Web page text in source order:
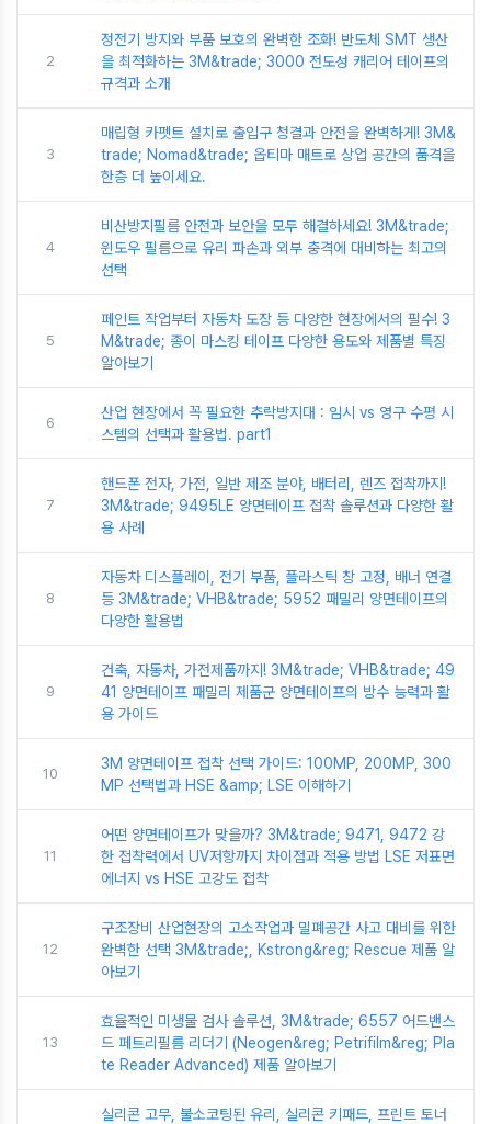
2
정전기 방지와 부품 보호의 완벽한 조화! 반도체 SMT 생산
을 최적화하는 3M&trade; 3000 전도성 캐리어 테이프의
규격과 소개
3
매립형 카펫트 설치로 출입구 청결과 안전을 완벽하게! 3M&
trade; Nomad&trade; 옵티마 매트로 상업 공간의 품격을
한층 더 높이세요.
4
비산방지필름 안전과 보안을 모두 해결하세요! 3M&trade;
윈도우 필름으로 유리 파손과 외부 충격에 대비하는 최고의
선택
5
페인트 작업부터 자동차 도장 등 다양한 현장에서의 필수! 3
M&trade; 종이 마스킹 테이프 다양한 용도와 제품별 특징
알아보기
6
산업 현장에서 꼭 필요한 추락방지대 : 임시 vs 영구 수평 시
스템의 선택과 활용법. part1
7
핸드폰 전자, 가전, 일반 제조 분야, 배터리, 렌즈 접착까지!
3M&trade; 9495LE 양면테이프 접착 솔루션과 다양한 활
용 사례
8
자동차 디스플레이, 전기 부품, 플라스틱 창 고정, 배너 연결
등 3M&trade; VHB&trade; 5952 패밀리 양면테이프의
다양한 활용법
9
건축, 자동차, 가전제품까지! 3M&trade; VHB&trade; 49
41 양면테이프 패밀리 제품군 양면테이프의 방수 능력과 활
용 가이드
10
3M 양면테이프 접착 선택 가이드: 100MP, 200MP, 300
MP 선택법과 HSE &amp; LSE 이해하기
11
어떤 양면테이프가 맞을까? 3M&trade; 9471, 9472 강
한 접착력에서 UV저항까지 차이점과 적용 방법 LSE 저표면
에너지 vs HSE 고강도 접착
12
구조장비 산업현장의 고소작업과 밀폐공간 사고 대비를 위한
완벽한 선택 3M&trade;, Kstrong&reg; Rescue 제품 알
아보기
13
효율적인 미생물 검사 솔루션, 3M&trade; 6557 어드밴스
드 페트리필름 리더기 (Neogen&reg; Petrifilm&reg; Pla
te Reader Advanced) 제품 알아보기
실리콘 고무, 불소코팅된 유리, 실리콘 키패드, 프린트 토너